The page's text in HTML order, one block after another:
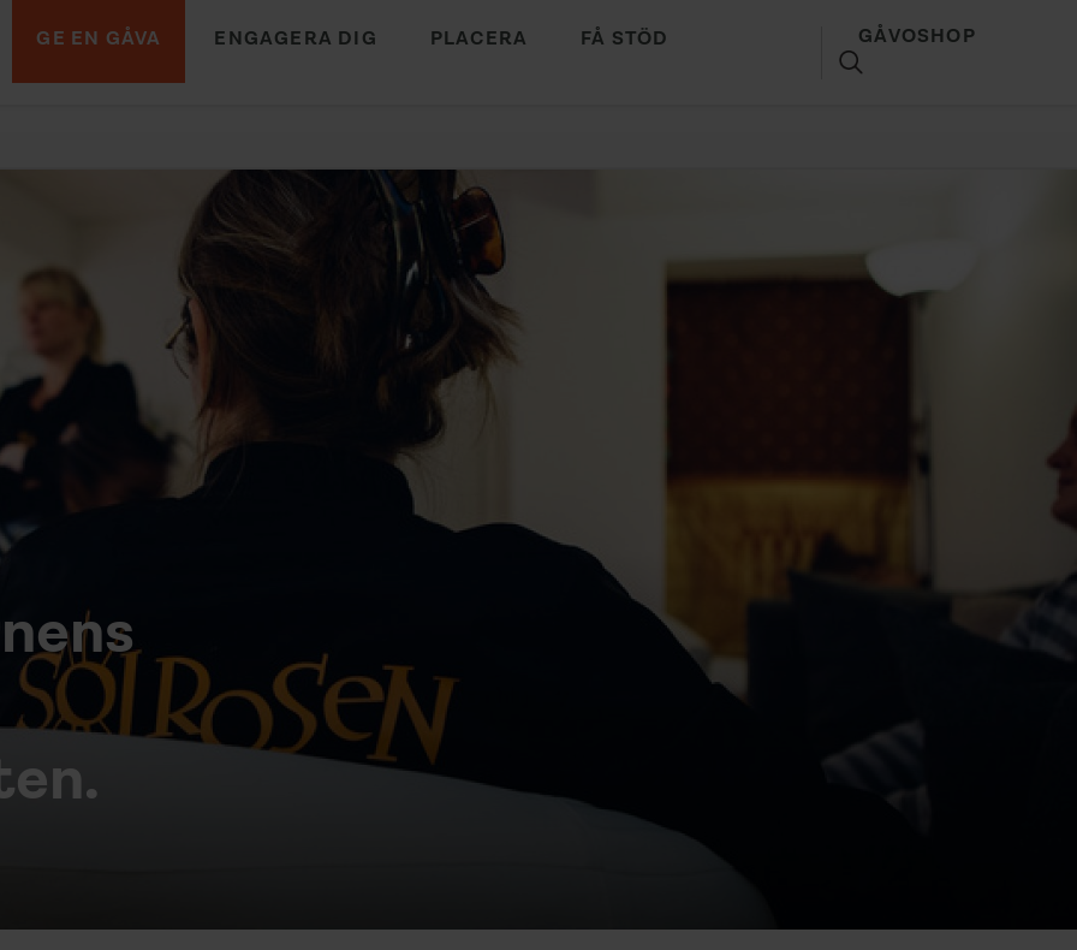
GE EN GÅVA ENGAGERA DIG PLACERA
FÅ STÖD
GÅVOSHOP